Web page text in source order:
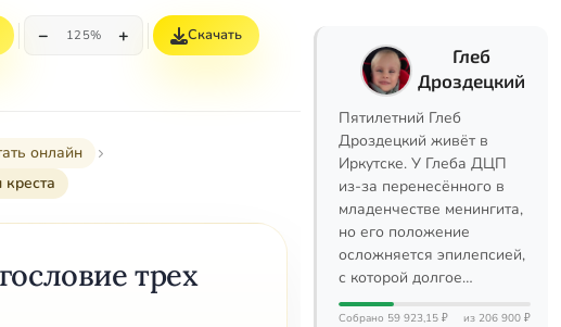
− 125% + Скачать
онлайн
трех
Глеб
Дроздецкий
Пятилетний Глеб
Дроздецкий живёт в
Иркутске. У Глеба ДЦП
из-за перенесённого в
младенчестве менингита,
но его положение
осложняется эпилепсией,
с которой долгое…
Собрано 59 923,15 ₽ из 206 900 ₽